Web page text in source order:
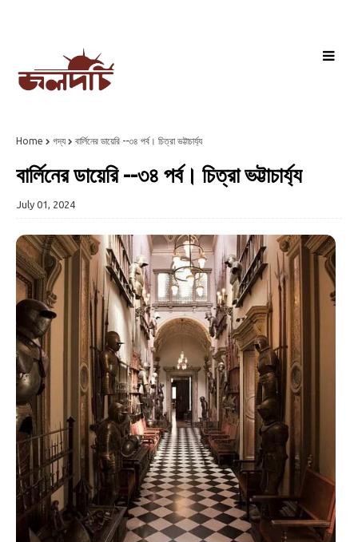
Home গদ্য বার্লিনের ডায়েরি --৩৪ পর্ব। চিত্রা ভট্টাচার্য্য
বার্লিনের ডায়েরি --৩৪ পর্ব। চিত্রা ভট্টাচার্য্য
July 01, 2024